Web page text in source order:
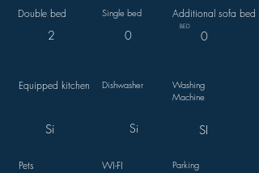
Double bed Single bed Additional sofa bed
2 0
BED
0
Equipped kitchen Dishwasher
Washing
Machine
Si Si SI
Pets WI-FI Parking